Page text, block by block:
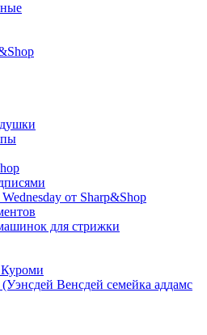
от Sharp&Shop
для стрижки
Венсдей семейка аддамс